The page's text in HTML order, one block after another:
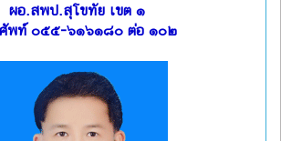
ผอ.สพป.สุโขทัย เขต ๑
ศัพท์ ๐๕๕-๖๑๖๑๘๐ ต่อ ๑๐๒